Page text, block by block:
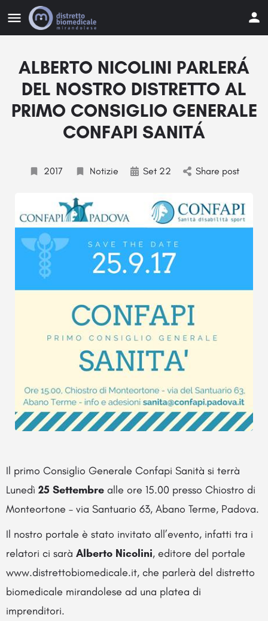
ALBERTO NICOLINI PARLERÁ
DEL NOSTRO DISTRETTO AL
PRIMO CONSIGLIO GENERALE
CONFAPI SANITÁ
2017 Notizie Set 22 Share post
Il primo Consiglio Generale Confapi Sanità si terrà
Lunedì 25 Settembre alle ore 15.00 presso Chiostro di
Monteortone – via Santuario 63, Abano Terme, Padova.
Il nostro portale è stato invitato all’evento, infatti tra i
relatori ci sarà Alberto Nicolini, editore del portale
www.distrettobiomedicale.it, che parlerà del distretto
biomedicale mirandolese ad una platea di
imprenditori.